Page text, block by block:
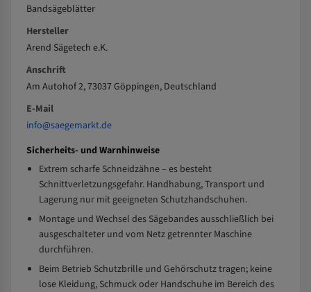
Bandsägeblätter
Hersteller
Arend Sägetech e.K.
Anschrift
Am Autohof 2, 73037 Göppingen, Deutschland
E-Mail
info@saegemarkt.de
Sicherheits- und Warnhinweise
Extrem scharfe Schneidzähne – es besteht
Schnittverletzungsgefahr. Handhabung, Transport und
Lagerung nur mit geeigneten Schutzhandschuhen.
Montage und Wechsel des Sägebandes ausschließlich bei
ausgeschalteter und vom Netz getrennter Maschine
durchführen.
Beim Betrieb Schutzbrille und Gehörschutz tragen; keine
lose Kleidung, Schmuck oder Handschuhe im Bereich des